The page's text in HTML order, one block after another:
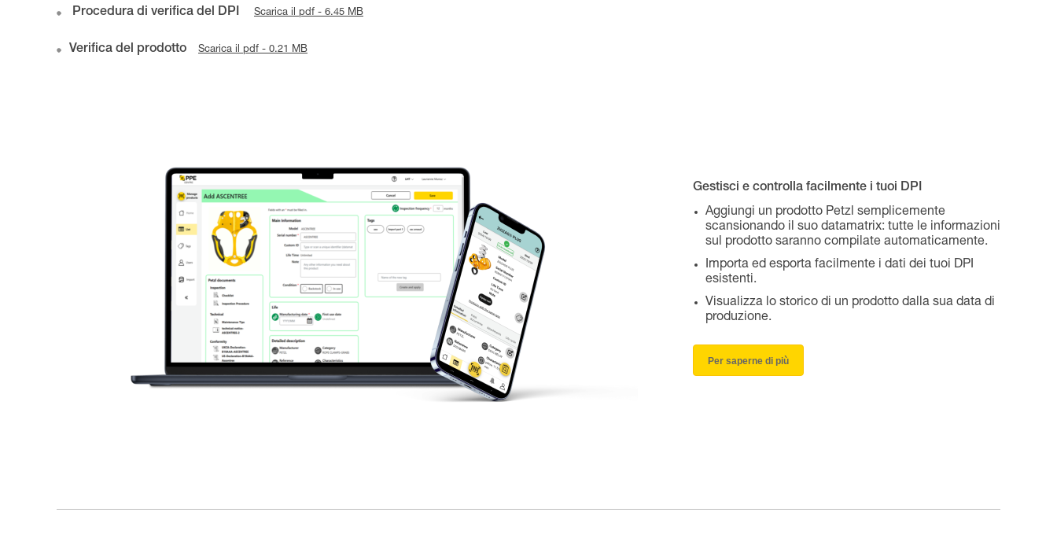
Procedura di verifica del DPI Scarica il pdf - 6.45 MB
Verifica del prodotto Scarica il pdf - 0.21 MB
Gestisci e controlla facilmente i tuoi DPI
Aggiungi un prodotto Petzl semplicemente
scansionando il suo datamatrix: tutte le informazioni
sul prodotto saranno compilate automaticamente.
Importa ed esporta facilmente i dati dei tuoi DPI
esistenti.
Visualizza lo storico di un prodotto dalla sua data di
produzione.
Per saperne di più